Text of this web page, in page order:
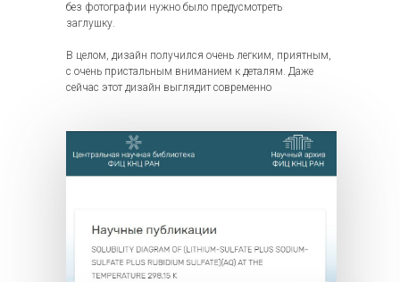
без фотографии нужно было предусмотреть
заглушку.
В целом, дизайн получился очень легким, приятным,
с очень пристальным вниманием к деталям. Даже
сейчас этот дизайн выглядит современно